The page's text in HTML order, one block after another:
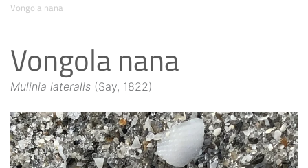
Vongola nana
Vongola nana
Mulinia lateralis (Say, 1822)